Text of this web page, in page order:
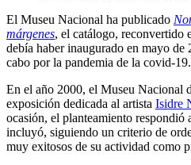
El Museu Nacional ha publicado
márgenes, el catálogo, reconvertido
debía haber inaugurado en mayo
cabo por la pandemia de la covid-19.
En el año 2000, el Museu Nacional
exposición dedicada al artista Isidre
ocasión, el planteamiento respondió
incluyó, siguiendo un criterio de
muy exitosos de su actividad como